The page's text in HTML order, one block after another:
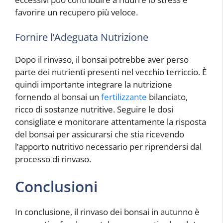
favorire un recupero più veloce.
Fornire l’Adeguata Nutrizione
Dopo il rinvaso, il bonsai potrebbe aver perso
parte dei nutrienti presenti nel vecchio terriccio. È
quindi importante integrare la nutrizione
fornendo al bonsai un fertilizzante bilanciato,
ricco di sostanze nutritive. Seguire le dosi
consigliate e monitorare attentamente la risposta
del bonsai per assicurarsi che stia ricevendo
l’apporto nutritivo necessario per riprendersi dal
processo di rinvaso.
Conclusioni
In conclusione, il rinvaso dei bonsai in autunno è